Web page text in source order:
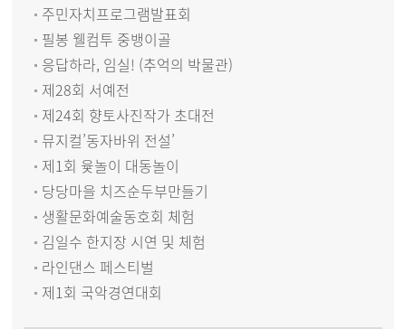
주민자치프로그램발표회
필봉 웰컴투 중뱅이골
응답하라, 임실! (추억의 박물관)
제28회 서예전
제24회 향토사진작가 초대전
뮤지컬’동자바위 전설’
제1회 윷놀이 대동놀이
당당마을 치즈순두부만들기
생활문화예술동호회 체험
김일수 한지장 시연 및 체험
라인댄스 페스티벌
제1회 국악경연대회